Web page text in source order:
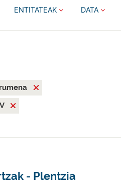
ENTITATEAK DATA
- Plentzia